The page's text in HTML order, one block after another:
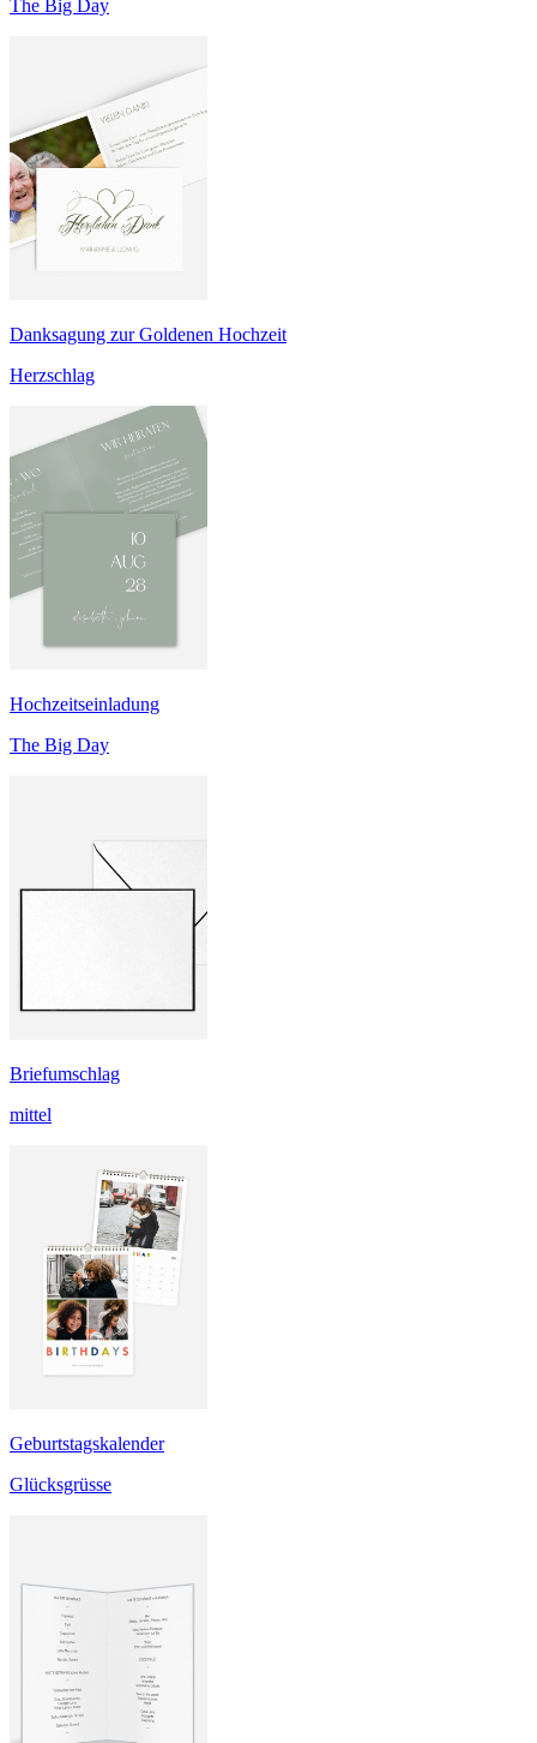
The Big Day
Danksagung zur Goldenen Hochzeit
Herzschlag
Hochzeitseinladung
The Big Day
Briefumschlag
mittel
Geburtstagskalender
Glücksgrüsse